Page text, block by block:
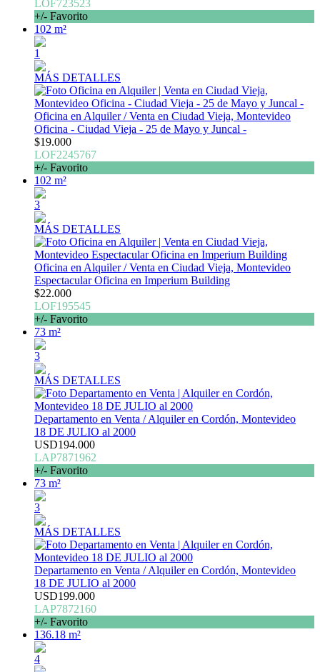
LOF723523
+/- Favorito
102 m²
1
MÁS DETALLES
Oficina en Alquiler / Venta en Ciudad Vieja, Montevideo
Oficina - Ciudad Vieja - 25 de Mayo y Juncal -
$19.000
LOF2245767
+/- Favorito
102 m²
3
MÁS DETALLES
Oficina en Alquiler / Venta en Ciudad Vieja, Montevideo
Espectacular Oficina en Imperium Building
$22.000
LOF195545
+/- Favorito
73 m²
3
MÁS DETALLES
Departamento en Venta / Alquiler en Cordón, Montevideo
18 DE JULIO al 2000
USD194.000
LAP7871962
+/- Favorito
73 m²
3
MÁS DETALLES
Departamento en Venta / Alquiler en Cordón, Montevideo
18 DE JULIO al 2000
USD199.000
LAP7872160
+/- Favorito
136.18 m²
4